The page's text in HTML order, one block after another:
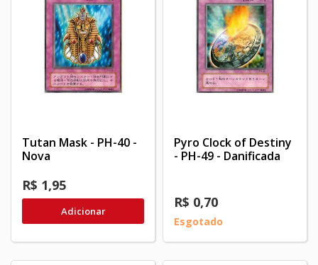
Tutan Mask - PH-40 -
Nova
R$ 1,95
Adicionar
Pyro Clock of Destiny
- PH-49 - Danificada
R$ 0,70
Esgotado